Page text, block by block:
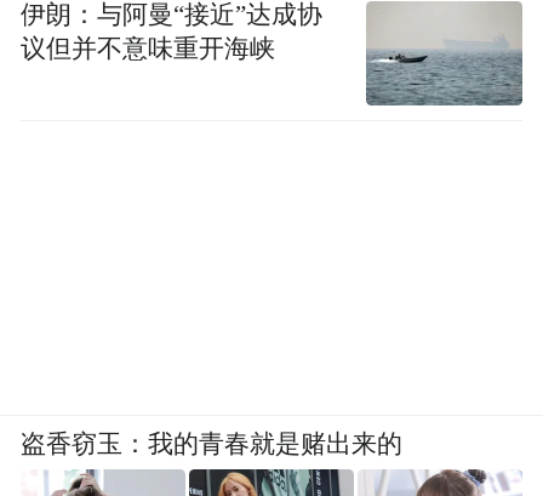
伊朗：与阿曼“接近”达成协
议但并不意味重开海峡
盗香窃玉：我的青春就是赌出来的